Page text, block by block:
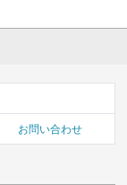
お問い合わせ